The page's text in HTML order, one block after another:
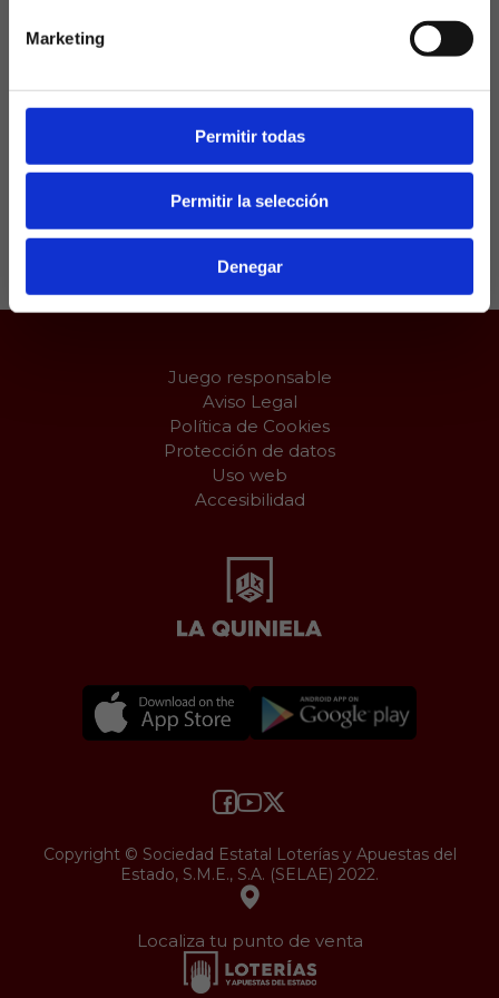
Marketing
Permitir todas
Permitir la selección
Denegar
seguir en el equipo después de finalizar la presente
temporada.
Recuerda que esta semana, La Quiniela contará con
los mejores partidos de LaLiga EASports y LaLiga
Compartir:
Juego responsable
Aviso Legal
Política de Cookies
Protección de datos
Uso web
Accesibilidad
Copyright © Sociedad Estatal Loterías y Apuestas del
Estado, S.M.E., S.A. (SELAE) 2022.
Localiza tu punto de venta